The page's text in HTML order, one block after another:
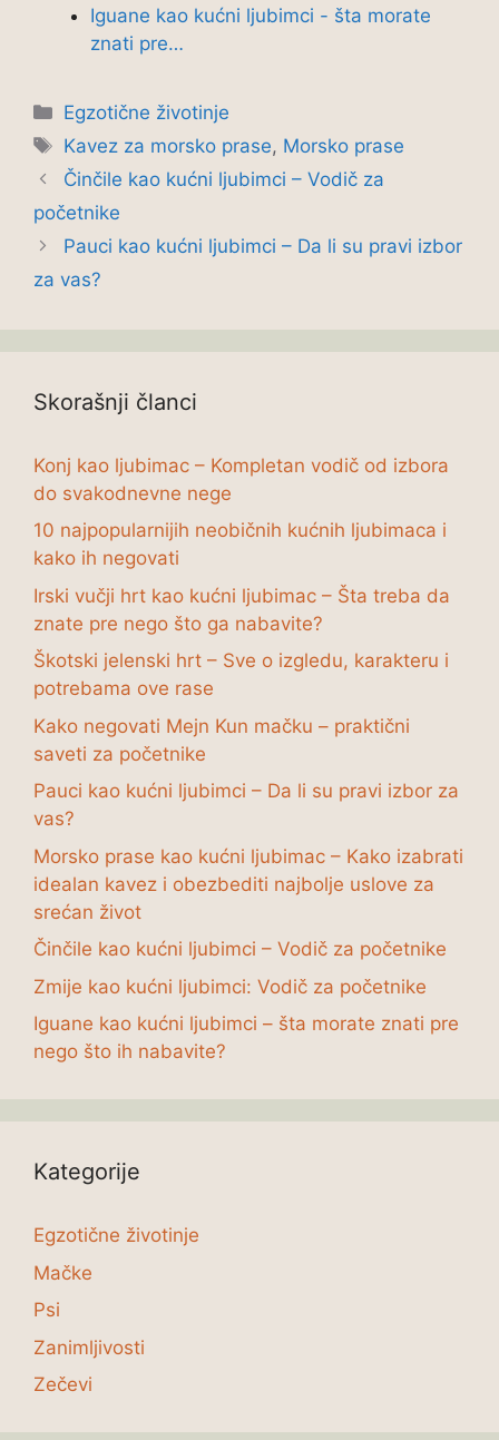
Iguane kao kućni ljubimci - šta morate
znati pre…
Categories
Egzotične životinje
Tags
Kavez za morsko prase, Morsko prase
Činčile kao kućni ljubimci – Vodič za
početnike
Pauci kao kućni ljubimci – Da li su pravi izbor
za vas?
Skorašnji članci
Konj kao ljubimac – Kompletan vodič od izbora
do svakodnevne nege
10 najpopularnijih neobičnih kućnih ljubimaca i
kako ih negovati
Irski vučji hrt kao kućni ljubimac – Šta treba da
znate pre nego što ga nabavite?
Škotski jelenski hrt – Sve o izgledu, karakteru i
potrebama ove rase
Kako negovati Mejn Kun mačku – praktični
saveti za početnike
Pauci kao kućni ljubimci – Da li su pravi izbor za
vas?
Morsko prase kao kućni ljubimac – Kako izabrati
idealan kavez i obezbediti najbolje uslove za
srećan život
Činčile kao kućni ljubimci – Vodič za početnike
Zmije kao kućni ljubimci: Vodič za početnike
Iguane kao kućni ljubimci – šta morate znati pre
nego što ih nabavite?
Kategorije
Egzotične životinje
Mačke
Psi
Zanimljivosti
Zečevi